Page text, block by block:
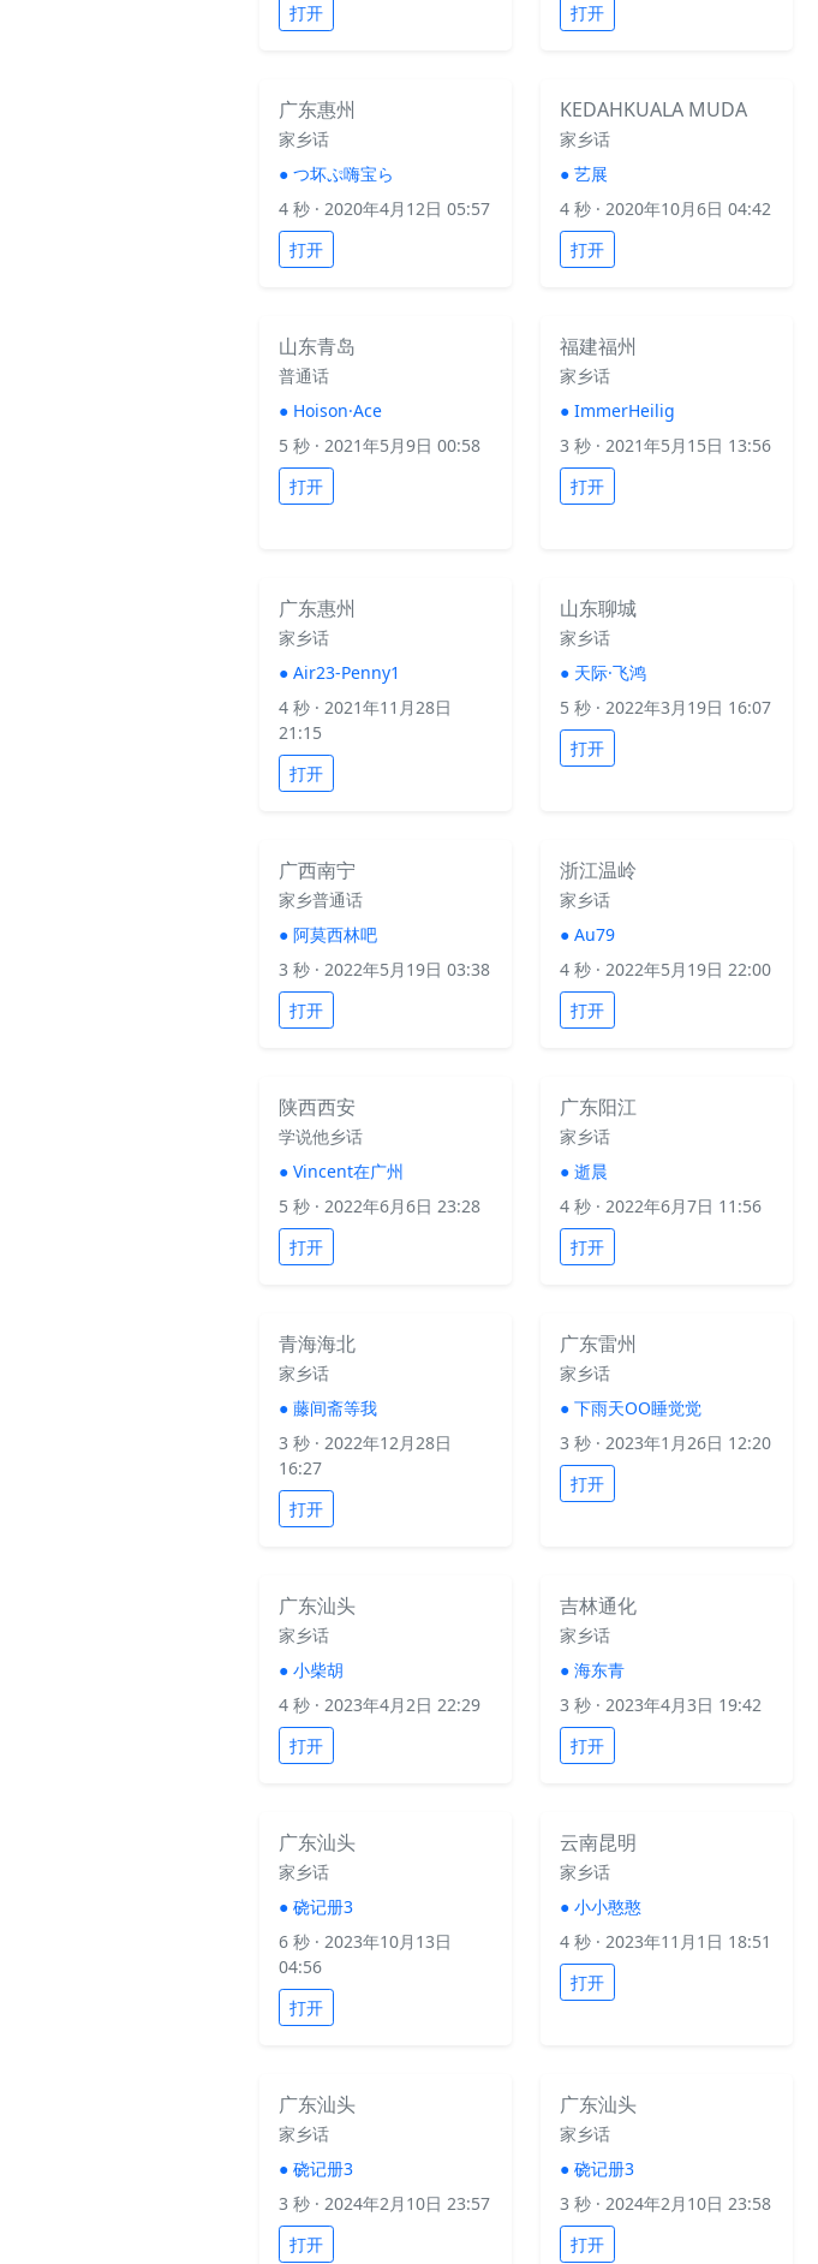
打开
打开
广东惠州
家乡话
● つ坏ぷ嗨宝ら
4 秒 · 2020年4月12日 05:57
打开
KEDAHKUALA MUDA
家乡话
● 艺展
4 秒 · 2020年10月6日 04:42
打开
山东青岛
普通话
● Hoison·Ace
5 秒 · 2021年5月9日 00:58
打开
福建福州
家乡话
● ImmerHeilig
3 秒 · 2021年5月15日 13:56
打开
广东惠州
家乡话
● Air23-Penny1
4 秒 · 2021年11月28日
21:15
打开
山东聊城
家乡话
● 天际·飞鸿
5 秒 · 2022年3月19日 16:07
打开
广西南宁
家乡普通话
● 阿莫西林吧
3 秒 · 2022年5月19日 03:38
打开
浙江温岭
家乡话
● Au79
4 秒 · 2022年5月19日 22:00
打开
陕西西安
学说他乡话
● Vincent在广州
5 秒 · 2022年6月6日 23:28
打开
广东阳江
家乡话
● 逝晨
4 秒 · 2022年6月7日 11:56
打开
青海海北
家乡话
● 藤间斋等我
3 秒 · 2022年12月28日
16:27
打开
广东雷州
家乡话
● 下雨天OO睡觉觉
3 秒 · 2023年1月26日 12:20
打开
广东汕头
家乡话
● 小柴胡
4 秒 · 2023年4月2日 22:29
打开
吉林通化
家乡话
● 海东青
3 秒 · 2023年4月3日 19:42
打开
广东汕头
家乡话
● 硗记册3
6 秒 · 2023年10月13日
04:56
打开
云南昆明
家乡话
● 小小憨憨
4 秒 · 2023年11月1日 18:51
打开
广东汕头
家乡话
● 硗记册3
3 秒 · 2024年2月10日 23:57
打开
广东汕头
家乡话
● 硗记册3
3 秒 · 2024年2月10日 23:58
打开